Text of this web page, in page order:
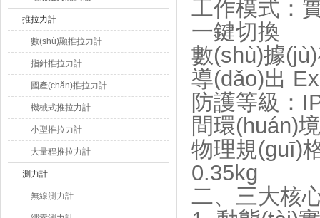
推拉力計
數(shù)顯推拉力計
指針推拉力計
國產(chǎn)推拉力計
機械式推拉力計
小型推拉力計
大量程推拉力計
測力計
無線測力計
工作模式：
一鍵切換
數(shù)據
導(dǎo)出
防護等級：
間環(huán)境
物理規(guī)
0.35kg
二、三大核